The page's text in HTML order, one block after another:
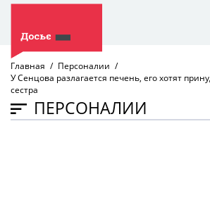
Главная
Персоналии
У Сенцова разлагается печень, его хотят
сестра
ПЕРСОНАЛИИ